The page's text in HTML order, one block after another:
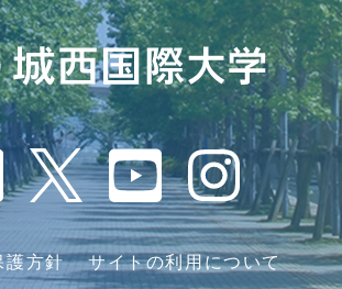
護方針 サイトの利用について